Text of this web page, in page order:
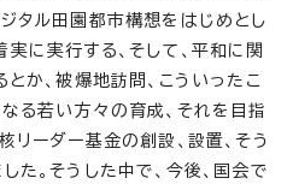
タル田園都市構想をはじめとし
に実行する、そして、平和に関
か、被爆地訪問、こういったこ
る若い方々の育成、それを目指
リーダー基金の創設、設置、そう
た。そうした中で、今後、国会で